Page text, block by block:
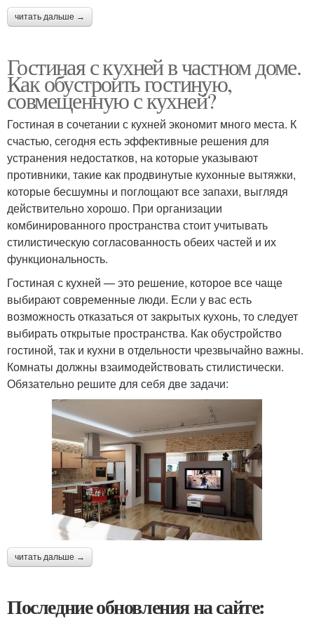
читать дальше →
Гостиная с кухней в частном доме.
Как обустроить гостиную,
совмещенную с кухней?
Гостиная в сочетании с кухней экономит много места. К
счастью, сегодня есть эффективные решения для
устранения недостатков, на которые указывают
противники, такие как продвинутые кухонные вытяжки,
которые бесшумны и поглощают все запахи, выглядя
действительно хорошо. При организации
комбинированного пространства стоит учитывать
стилистическую согласованность обеих частей и их
функциональность.
Гостиная с кухней — это решение, которое все чаще
выбирают современные люди. Если у вас есть
возможность отказаться от закрытых кухонь, то следует
выбирать открытые пространства. Как обустройство
гостиной, так и кухни в отдельности чрезвычайно важны.
Комнаты должны взаимодействовать стилистически.
Обязательно решите для себя две задачи:
читать дальше →
Последние обновления на сайте: